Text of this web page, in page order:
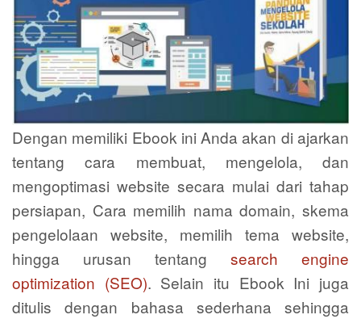
Dengan memiliki Ebook ini Anda akan di ajarkan
tentang cara membuat, mengelola, dan
mengoptimasi website secara mulai dari tahap
persiapan, Cara memilih nama domain, skema
pengelolaan website, memilih tema website,
hingga urusan tentang search engine
optimization (SEO). Selain itu Ebook Ini juga
ditulis dengan bahasa sederhana sehingga